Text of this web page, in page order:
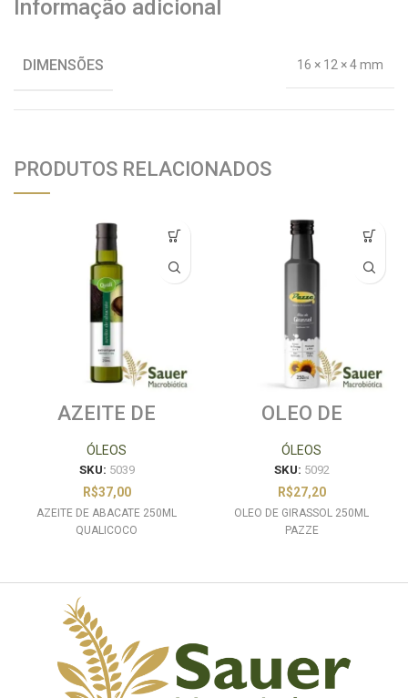
Informação adicional
DIMENSÕES 16 × 12 × 4 mm
PRODUTOS RELACIONADOS
AZEITE DE
QUALICOCO
ÓLEOS
SKU: 5039
R$37,00
AZEITE DE ABACATE 250ML
QUALICOCO
OLEO DE
PAZZE
ÓLEOS
SKU: 5092
R$27,20
OLEO DE GIRASSOL 250ML
PAZZE